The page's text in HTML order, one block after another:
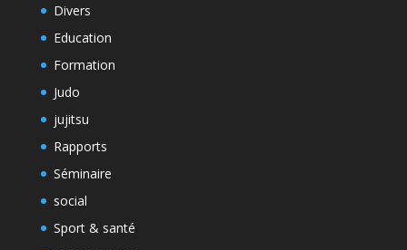
Divers
Education
Formation
Judo
jujitsu
Rapports
Séminaire
social
Sport & santé